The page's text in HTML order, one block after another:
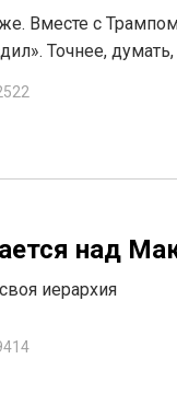
Вместе с
Точнее,
над
иерархия